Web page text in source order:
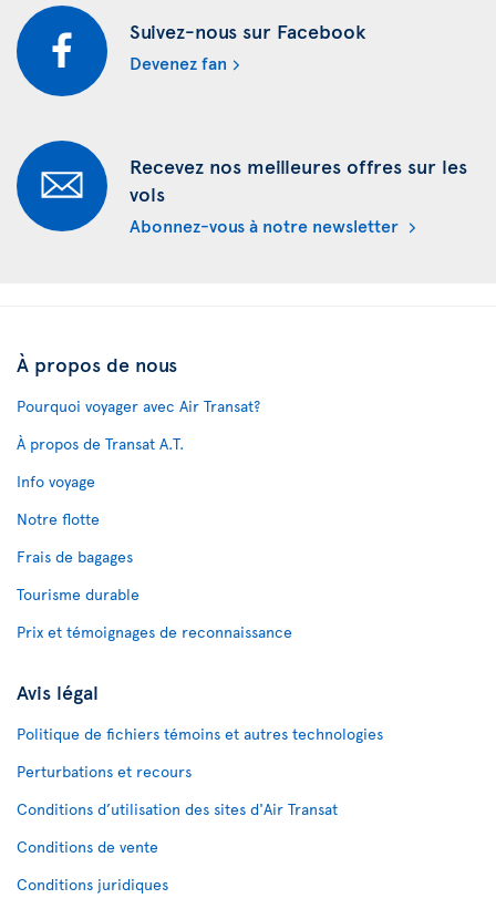
Suivez-nous sur Facebook
Devenez fan
Recevez nos meilleures offres sur les
vols
Abonnez-vous à notre newsletter
À propos de nous
Pourquoi voyager avec Air Transat?
À propos de Transat A.T.
Info voyage
Notre flotte
Frais de bagages
Tourisme durable
Prix et témoignages de reconnaissance
Avis légal
Politique de fichiers témoins et autres technologies
Perturbations et recours
Conditions d’utilisation des sites d'Air Transat
Conditions de vente
Conditions juridiques